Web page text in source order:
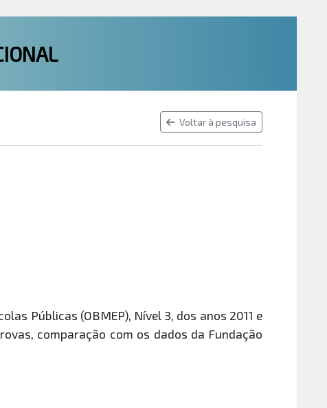
Voltar à pesquisa
Públicas (OBMEP), Nível 3, dos anos 2011 e
comparação com os dados da Fundação